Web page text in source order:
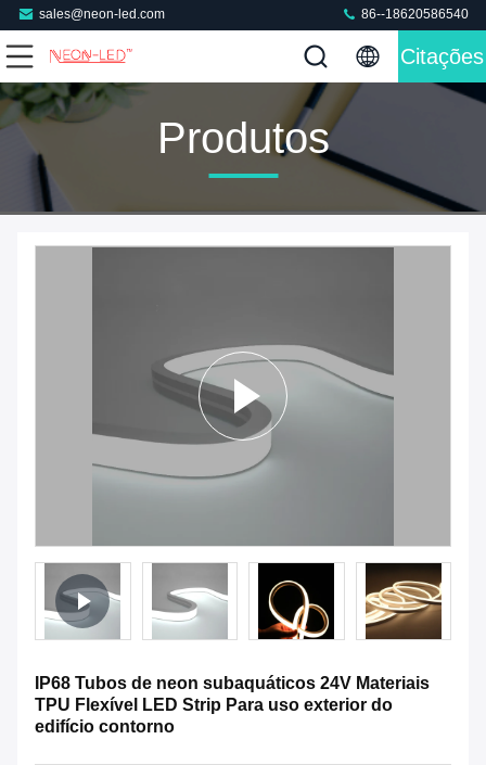
sales@neon-led.com 86--18620586540
Citações
Produtos
IP68 Tubos de neon subaquáticos 24V Materiais
TPU Flexível LED Strip Para uso exterior do
edifício contorno